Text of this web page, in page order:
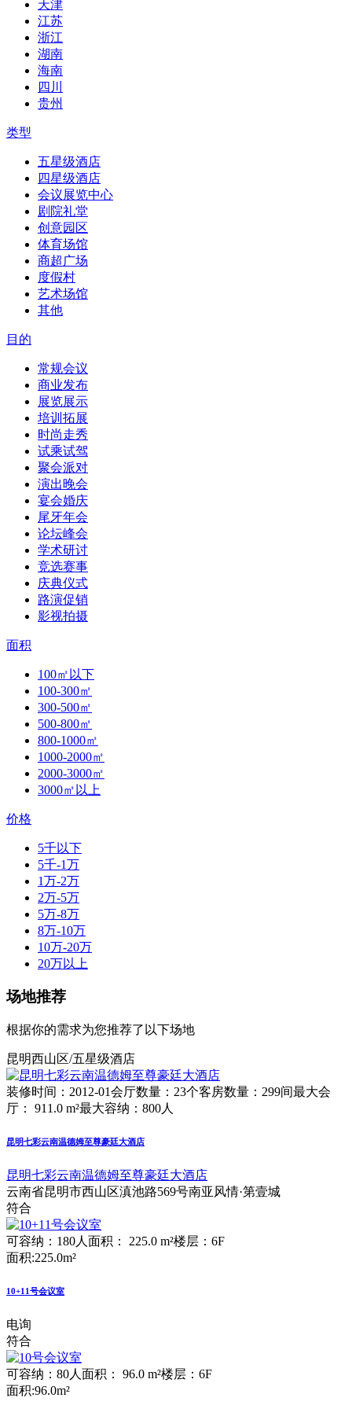
天津
江苏
浙江
湖南
海南
四川
贵州
类型
五星级酒店
四星级酒店
会议展览中心
剧院礼堂
创意园区
体育场馆
商超广场
度假村
艺术场馆
其他
目的
常规会议
商业发布
展览展示
培训拓展
时尚走秀
试乘试驾
聚会派对
演出晚会
宴会婚庆
尾牙年会
论坛峰会
学术研讨
竞选赛事
庆典仪式
路演促销
影视拍摄
面积
100㎡以下
100-300㎡
300-500㎡
500-800㎡
800-1000㎡
1000-2000㎡
2000-3000㎡
3000㎡以上
价格
5千以下
5千-1万
1万-2万
2万-5万
5万-8万
8万-10万
10万-20万
20万以上
场地推荐
根据你的需求为您推荐了以下场地
昆明西山区/五星级酒店
装修时间：2012-01会厅数量：23个客房数量：299间最大会
厅： 911.0 m²最大容纳：800人
昆明七彩云南温德姆至尊豪廷大酒店
昆明七彩云南温德姆至尊豪廷大酒店
云南省昆明市西山区滇池路569号南亚风情·第壹城
符合
可容纳：180人 面积： 225.0 m²楼层：6F
面积:225.0m²
10+11号会议室
电询
符合
可容纳：80人 面积： 96.0 m²楼层：6F
面积:96.0m²